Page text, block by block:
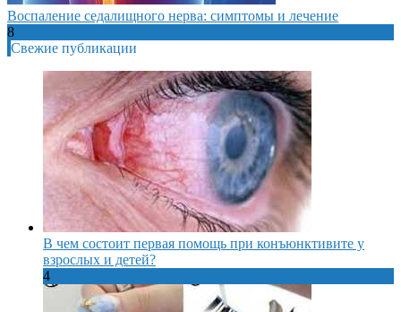
Воспаление седалищного нерва: симптомы и лечение
8
Свежие публикации
В чем состоит первая помощь при конъюнктивите у
взрослых и детей?
4